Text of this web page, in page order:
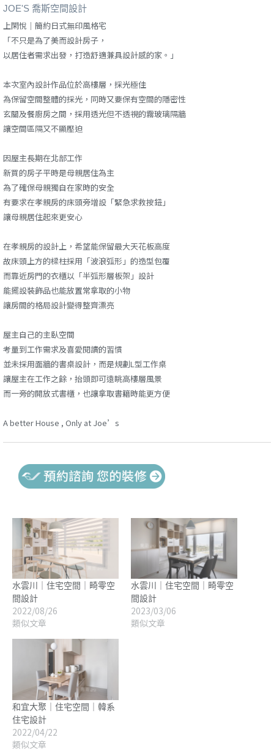
JOE'S 喬斯空間設計
上閑悅｜簡約日式無印風格宅
「不只是為了美而設計房子，
以居住者需求出發，打造舒適兼具設計感的家。」
本次室內設計作品位於高樓層，採光極佳
為保留空間整體的採光，同時又要保有空間的隱密性
玄關及餐廚房之間，採用透光但不透視的霧玻璃隔牆
讓空間區隔又不顯壓迫
因屋主長期在北部工作
新買的房子平時是母親居住為主
為了確保母親獨自在家時的安全
有要求在孝親房的床頭旁增設「緊急求救按鈕」
讓母親居住起來更安心
在孝親房的設計上，希望能保留最大天花板高度
故床頭上方的樑柱採用「波浪弧形」的造型包覆
而靠近房門的衣櫃以「半弧形層板架」設計
能擺設裝飾品也能放置常拿取的小物
讓房間的格局設計變得整齊漂亮
屋主自己的主臥空間
考量到工作需求及喜愛閱讀的習慣
並未採用面牆的書桌設計，而是規劃L型工作桌
讓屋主在工作之餘，抬頭即可遠眺高樓層風景
而一旁的開放式書櫃，也讓拿取書籍時能更方便
A better House , Only at Joe’s
水雲川｜住宅空間｜畸零空
間設計
2022/08/26
類似文章
水雲川｜住宅空間｜畸零空
間設計
2023/03/06
類似文章
和宜大聚｜住宅空間｜韓系
住宅設計
2022/04/22
類似文章